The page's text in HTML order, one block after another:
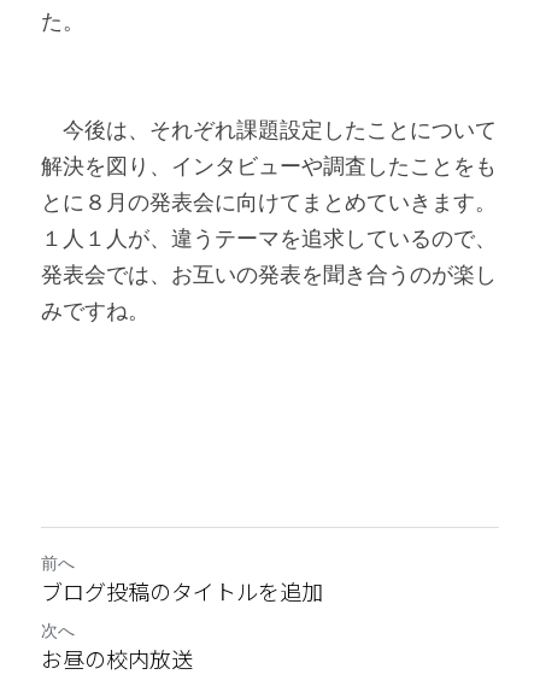
た。
今後は、それぞれ課題設定したことについて
解決を図り、インタビューや調査したことをも
とに８月の発表会に向けてまとめていきます。
１人１人が、違うテーマを追求しているので、
発表会では、お互いの発表を聞き合うのが楽し
みですね。
前へ
ブログ投稿のタイトルを追加
次へ
お昼の校内放送